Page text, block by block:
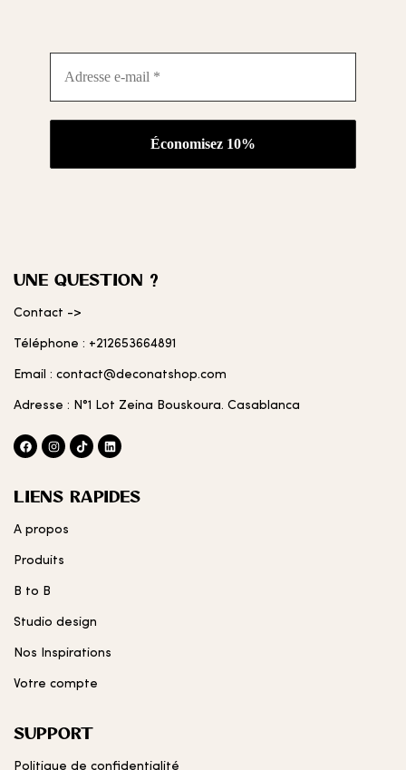
UNE QUESTION ?
Contact ->
Téléphone : +212653664891
Email : contact@deconatshop.com
Adresse : N°1 Lot Zeina Bouskoura. Casablanca
LIENS RAPIDES
A propos
Produits
B to B
Studio design
Nos Inspirations
Votre compte
SUPPORT
Politique de confidentialité